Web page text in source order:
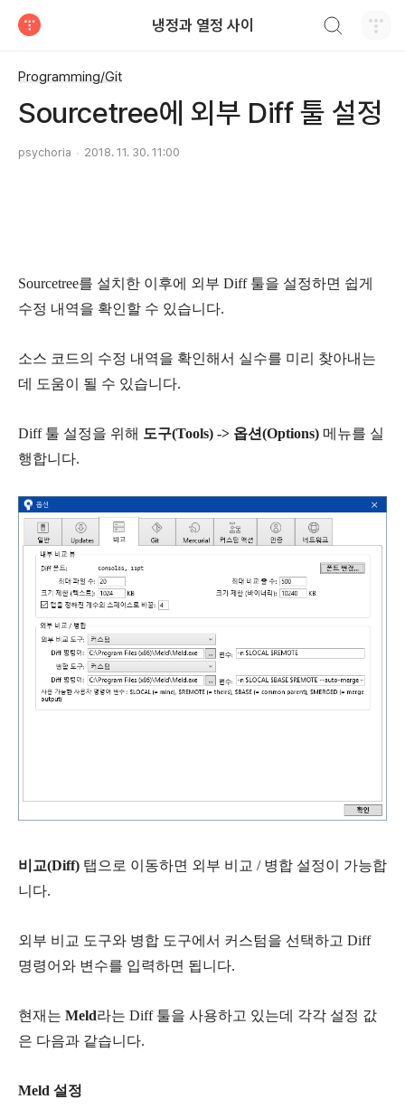
냉정과 열정 사이
Programming/Git
Sourcetree에 외부 Diff 툴 설정
psychoria 2018. 11. 30. 11:00
Sourcetree를 설치한 이후에 외부 Diff 툴을 설정하면 쉽게
수정 내역을 확인할 수 있습니다.
소스 코드의 수정 내역을 확인해서 실수를 미리 찾아내는
데 도움이 될 수 있습니다.
Diff 툴 설정을 위해 도구(Tools) -> 옵션(Options) 메뉴를 실
행합니다.
비교(Diff) 탭으로 이동하면 외부 비교 / 병합 설정이 가능합
니다.
외부 비교 도구와 병합 도구에서 커스텀을 선택하고 Diff
명령어와 변수를 입력하면 됩니다.
현재는 Meld라는 Diff 툴을 사용하고 있는데 각각 설정 값
은 다음과 같습니다.
Meld 설정